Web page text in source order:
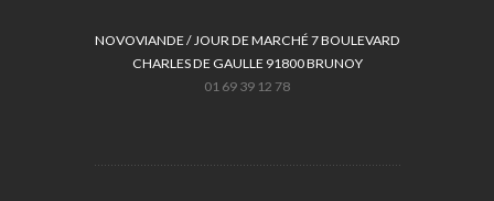
NOVOVIANDE / JOUR DE MARCHÉ 7 BOULEVARD
CHARLES DE GAULLE 91800 BRUNOY
01 69 39 12 78